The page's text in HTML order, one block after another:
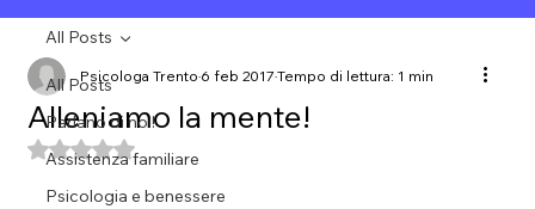
All Posts
Parlano di noi!
Assistenza familiare
Psicologia e benessere
All Posts
Alleniamo la mente!
Psicologa Trento6 feb 2017Tempo di lettura: 1 min
Valutazione NaN stelle su 5.